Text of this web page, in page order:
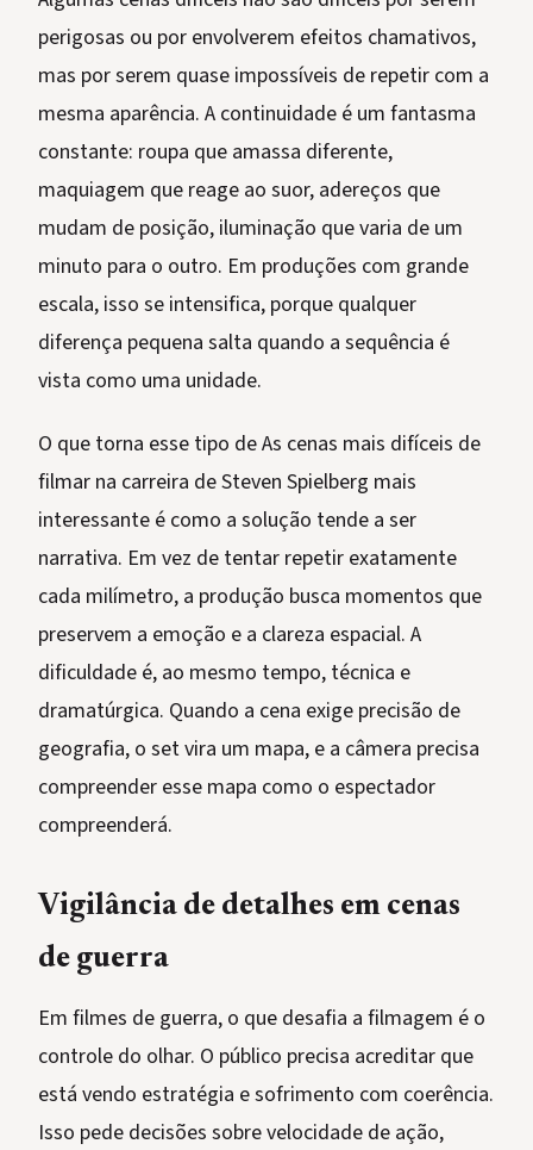
perigosas ou por envolverem efeitos chamativos,
mas por serem quase impossíveis de repetir com a
mesma aparência. A continuidade é um fantasma
constante: roupa que amassa diferente,
maquiagem que reage ao suor, adereços que
mudam de posição, iluminação que varia de um
minuto para o outro. Em produções com grande
escala, isso se intensifica, porque qualquer
diferença pequena salta quando a sequência é
vista como uma unidade.
O que torna esse tipo de As cenas mais difíceis de
filmar na carreira de Steven Spielberg mais
interessante é como a solução tende a ser
narrativa. Em vez de tentar repetir exatamente
cada milímetro, a produção busca momentos que
preservem a emoção e a clareza espacial. A
dificuldade é, ao mesmo tempo, técnica e
dramatúrgica. Quando a cena exige precisão de
geografia, o set vira um mapa, e a câmera precisa
compreender esse mapa como o espectador
compreenderá.
Vigilância de detalhes em cenas
de guerra
Em filmes de guerra, o que desafia a filmagem é o
controle do olhar. O público precisa acreditar que
está vendo estratégia e sofrimento com coerência.
Isso pede decisões sobre velocidade de ação,